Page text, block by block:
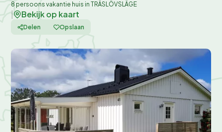
8 persoons vakantie huis in TRÄSLÖVSLÄGE
Bekijk op kaart
Delen Opslaan